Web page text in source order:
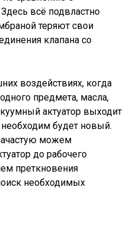
всё подвластно
теряют свои
клапана со
воздействиях, когда
предмета, масла,
актуатор выходит
необходим будет новый.
можем
до рабочего
преткновения
необходимых